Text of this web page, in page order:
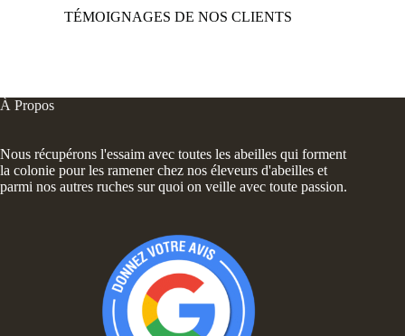
TÉMOIGNAGES DE NOS CLIENTS
À Propos
Nous récupérons l'essaim avec toutes les abeilles qui forment
la colonie pour les ramener chez nos éleveurs d'abeilles et
parmi nos autres ruches sur quoi on veille avec toute passion.